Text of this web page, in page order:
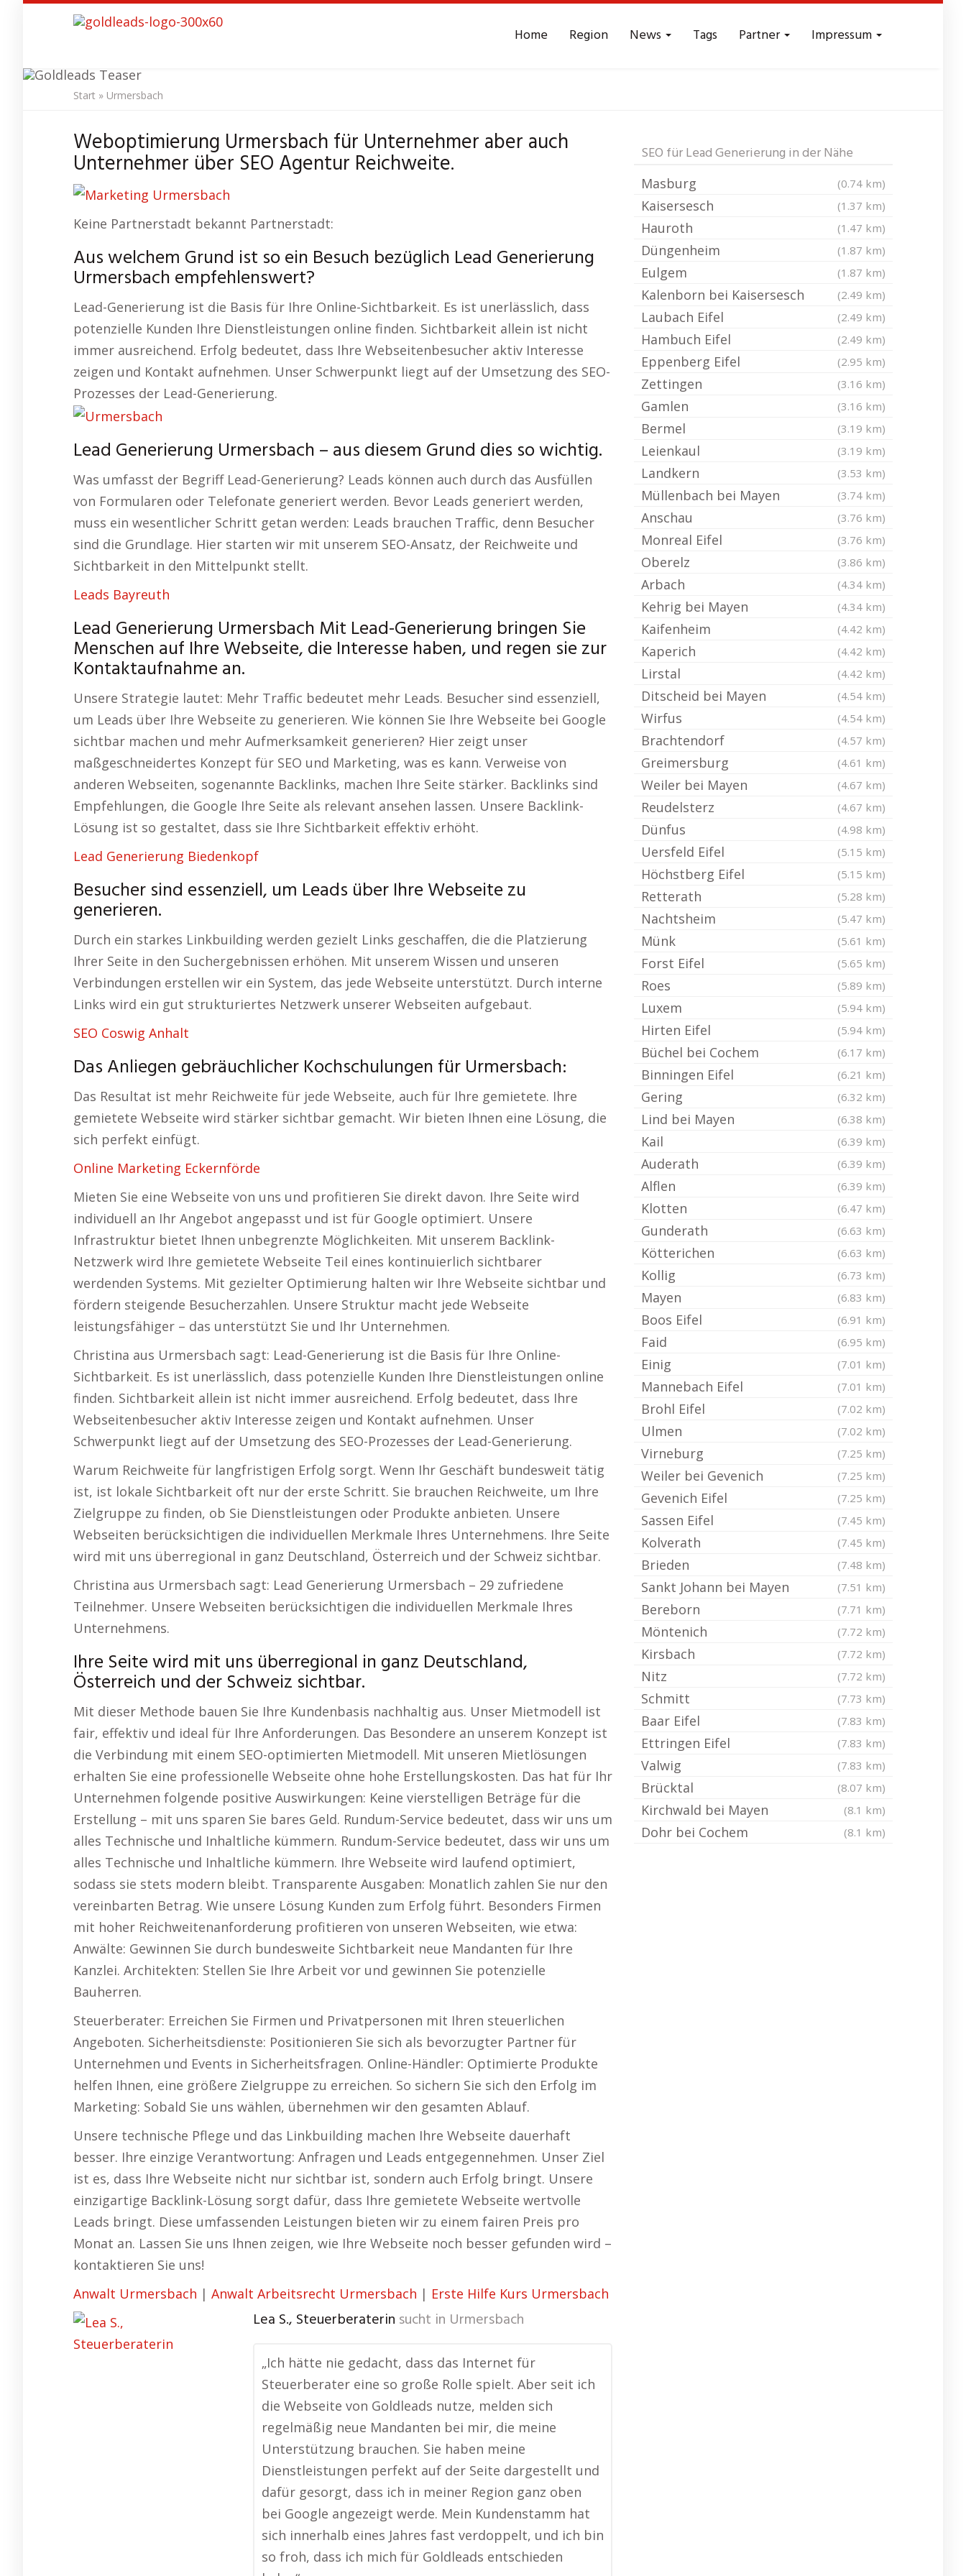
content
Home Region News Tags Partner Impressum
SEO Agentur Urmersbach Leads - Reichweite
Start » Urmersbach
Weboptimierung Urmersbach für Unternehmer aber auch
Unternehmer über SEO Agentur Reichweite.
Keine Partnerstadt bekannt Partnerstadt:
Aus welchem Grund ist so ein Besuch bezüglich Lead Generierung
Urmersbach empfehlenswert?
Lead-Generierung ist die Basis für Ihre Online-Sichtbarkeit. Es ist unerlässlich, dass
potenzielle Kunden Ihre Dienstleistungen online finden. Sichtbarkeit allein ist nicht
immer ausreichend. Erfolg bedeutet, dass Ihre Webseitenbesucher aktiv Interesse
zeigen und Kontakt aufnehmen. Unser Schwerpunkt liegt auf der Umsetzung des SEO-
Prozesses der Lead-Generierung.
Lead Generierung Urmersbach – aus diesem Grund dies so wichtig.
Was umfasst der Begriff Lead-Generierung? Leads können auch durch das Ausfüllen
von Formularen oder Telefonate generiert werden. Bevor Leads generiert werden,
muss ein wesentlicher Schritt getan werden: Leads brauchen Traffic, denn Besucher
sind die Grundlage. Hier starten wir mit unserem SEO-Ansatz, der Reichweite und
Sichtbarkeit in den Mittelpunkt stellt.
Leads Bayreuth
Lead Generierung Urmersbach Mit Lead-Generierung bringen Sie
Menschen auf Ihre Webseite, die Interesse haben, und regen sie zur
Kontaktaufnahme an.
Unsere Strategie lautet: Mehr Traffic bedeutet mehr Leads. Besucher sind essenziell,
um Leads über Ihre Webseite zu generieren. Wie können Sie Ihre Webseite bei Google
sichtbar machen und mehr Aufmerksamkeit generieren? Hier zeigt unser
maßgeschneidertes Konzept für SEO und Marketing, was es kann. Verweise von
anderen Webseiten, sogenannte Backlinks, machen Ihre Seite stärker. Backlinks sind
Empfehlungen, die Google Ihre Seite als relevant ansehen lassen. Unsere Backlink-
Lösung ist so gestaltet, dass sie Ihre Sichtbarkeit effektiv erhöht.
Lead Generierung Biedenkopf
Besucher sind essenziell, um Leads über Ihre Webseite zu
generieren.
Durch ein starkes Linkbuilding werden gezielt Links geschaffen, die die Platzierung
Ihrer Seite in den Suchergebnissen erhöhen. Mit unserem Wissen und unseren
Verbindungen erstellen wir ein System, das jede Webseite unterstützt. Durch interne
Links wird ein gut strukturiertes Netzwerk unserer Webseiten aufgebaut.
SEO Coswig Anhalt
Das Anliegen gebräuchlicher Kochschulungen für Urmersbach:
Das Resultat ist mehr Reichweite für jede Webseite, auch für Ihre gemietete. Ihre
gemietete Webseite wird stärker sichtbar gemacht. Wir bieten Ihnen eine Lösung, die
sich perfekt einfügt.
Online Marketing Eckernförde
Mieten Sie eine Webseite von uns und profitieren Sie direkt davon. Ihre Seite wird
individuell an Ihr Angebot angepasst und ist für Google optimiert. Unsere
Infrastruktur bietet Ihnen unbegrenzte Möglichkeiten. Mit unserem Backlink-
Netzwerk wird Ihre gemietete Webseite Teil eines kontinuierlich sichtbarer
werdenden Systems. Mit gezielter Optimierung halten wir Ihre Webseite sichtbar und
fördern steigende Besucherzahlen. Unsere Struktur macht jede Webseite
leistungsfähiger – das unterstützt Sie und Ihr Unternehmen.
Christina aus Urmersbach sagt: Lead-Generierung ist die Basis für Ihre Online-
Sichtbarkeit. Es ist unerlässlich, dass potenzielle Kunden Ihre Dienstleistungen online
finden. Sichtbarkeit allein ist nicht immer ausreichend. Erfolg bedeutet, dass Ihre
Webseitenbesucher aktiv Interesse zeigen und Kontakt aufnehmen. Unser
Schwerpunkt liegt auf der Umsetzung des SEO-Prozesses der Lead-Generierung.
Warum Reichweite für langfristigen Erfolg sorgt. Wenn Ihr Geschäft bundesweit tätig
ist, ist lokale Sichtbarkeit oft nur der erste Schritt. Sie brauchen Reichweite, um Ihre
Zielgruppe zu finden, ob Sie Dienstleistungen oder Produkte anbieten. Unsere
Webseiten berücksichtigen die individuellen Merkmale Ihres Unternehmens. Ihre Seite
wird mit uns überregional in ganz Deutschland, Österreich und der Schweiz sichtbar.
Christina aus Urmersbach sagt: Lead Generierung Urmersbach – 29 zufriedene
Teilnehmer. Unsere Webseiten berücksichtigen die individuellen Merkmale Ihres
Unternehmens.
Ihre Seite wird mit uns überregional in ganz Deutschland,
Österreich und der Schweiz sichtbar.
Mit dieser Methode bauen Sie Ihre Kundenbasis nachhaltig aus. Unser Mietmodell ist
fair, effektiv und ideal für Ihre Anforderungen. Das Besondere an unserem Konzept ist
die Verbindung mit einem SEO-optimierten Mietmodell. Mit unseren Mietlösungen
erhalten Sie eine professionelle Webseite ohne hohe Erstellungskosten. Das hat für Ihr
Unternehmen folgende positive Auswirkungen: Keine vierstelligen Beträge für die
Erstellung – mit uns sparen Sie bares Geld. Rundum-Service bedeutet, dass wir uns um
alles Technische und Inhaltliche kümmern. Rundum-Service bedeutet, dass wir uns um
alles Technische und Inhaltliche kümmern. Ihre Webseite wird laufend optimiert,
sodass sie stets modern bleibt. Transparente Ausgaben: Monatlich zahlen Sie nur den
vereinbarten Betrag. Wie unsere Lösung Kunden zum Erfolg führt. Besonders Firmen
mit hoher Reichweitenanforderung profitieren von unseren Webseiten, wie etwa:
Anwälte: Gewinnen Sie durch bundesweite Sichtbarkeit neue Mandanten für Ihre
Kanzlei. Architekten: Stellen Sie Ihre Arbeit vor und gewinnen Sie potenzielle
Bauherren.
Steuerberater: Erreichen Sie Firmen und Privatpersonen mit Ihren steuerlichen
Angeboten. Sicherheitsdienste: Positionieren Sie sich als bevorzugter Partner für
Unternehmen und Events in Sicherheitsfragen. Online-Händler: Optimierte Produkte
helfen Ihnen, eine größere Zielgruppe zu erreichen. So sichern Sie sich den Erfolg im
Marketing: Sobald Sie uns wählen, übernehmen wir den gesamten Ablauf.
Unsere technische Pflege und das Linkbuilding machen Ihre Webseite dauerhaft
besser. Ihre einzige Verantwortung: Anfragen und Leads entgegennehmen. Unser Ziel
ist es, dass Ihre Webseite nicht nur sichtbar ist, sondern auch Erfolg bringt. Unsere
einzigartige Backlink-Lösung sorgt dafür, dass Ihre gemietete Webseite wertvolle
Leads bringt. Diese umfassenden Leistungen bieten wir zu einem fairen Preis pro
Monat an. Lassen Sie uns Ihnen zeigen, wie Ihre Webseite noch besser gefunden wird –
kontaktieren Sie uns!
Anwalt Urmersbach | Anwalt Arbeitsrecht Urmersbach | Erste Hilfe Kurs Urmersbach
Lea S., Steuerberaterin sucht in Urmersbach
„Ich hätte nie gedacht, dass das Internet für
Steuerberater eine so große Rolle spielt. Aber seit ich
die Webseite von Goldleads nutze, melden sich
regelmäßig neue Mandanten bei mir, die meine
Unterstützung brauchen. Sie haben meine
Dienstleistungen perfekt auf der Seite dargestellt und
dafür gesorgt, dass ich in meiner Region ganz oben
bei Google angezeigt werde. Mein Kundenstamm hat
sich innerhalb eines Jahres fast verdoppelt, und ich bin
so froh, dass ich mich für Goldleads entschieden
SEO für Lead Generierung in der Nähe
Masburg (0.74 km)
Kaisersesch (1.37 km)
Hauroth (1.47 km)
Düngenheim (1.87 km)
Eulgem (1.87 km)
Kalenborn bei Kaisersesch (2.49 km)
Laubach Eifel (2.49 km)
Hambuch Eifel (2.49 km)
Eppenberg Eifel (2.95 km)
Zettingen (3.16 km)
Gamlen (3.16 km)
Bermel (3.19 km)
Leienkaul (3.19 km)
Landkern (3.53 km)
Müllenbach bei Mayen (3.74 km)
Anschau (3.76 km)
Monreal Eifel (3.76 km)
Oberelz (3.86 km)
Arbach (4.34 km)
Kehrig bei Mayen (4.34 km)
Kaifenheim (4.42 km)
Kaperich (4.42 km)
Lirstal (4.42 km)
Ditscheid bei Mayen (4.54 km)
Wirfus (4.54 km)
Brachtendorf (4.57 km)
Greimersburg (4.61 km)
Weiler bei Mayen (4.67 km)
Reudelsterz (4.67 km)
Dünfus (4.98 km)
Uersfeld Eifel (5.15 km)
Höchstberg Eifel (5.15 km)
Retterath (5.28 km)
Nachtsheim (5.47 km)
Münk (5.61 km)
Forst Eifel (5.65 km)
Roes (5.89 km)
Luxem (5.94 km)
Hirten Eifel (5.94 km)
Büchel bei Cochem (6.17 km)
Binningen Eifel (6.21 km)
Gering (6.32 km)
Lind bei Mayen (6.38 km)
Kail (6.39 km)
Auderath (6.39 km)
Alflen (6.39 km)
Klotten (6.47 km)
Gunderath (6.63 km)
Kötterichen (6.63 km)
Kollig (6.73 km)
Mayen (6.83 km)
Boos Eifel (6.91 km)
Faid (6.95 km)
Einig (7.01 km)
Mannebach Eifel (7.01 km)
Brohl Eifel (7.02 km)
Ulmen (7.02 km)
Virneburg (7.25 km)
Weiler bei Gevenich (7.25 km)
Gevenich Eifel (7.25 km)
Sassen Eifel (7.45 km)
Kolverath (7.45 km)
Brieden (7.48 km)
Sankt Johann bei Mayen (7.51 km)
Bereborn (7.71 km)
Möntenich (7.72 km)
Kirsbach (7.72 km)
Nitz (7.72 km)
Schmitt (7.73 km)
Baar Eifel (7.83 km)
Ettringen Eifel (7.83 km)
Valwig (7.83 km)
Brücktal (8.07 km)
Kirchwald bei Mayen (8.1 km)
Dohr bei Cochem (8.1 km)